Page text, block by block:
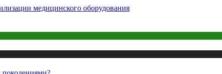
медицинского оборудования